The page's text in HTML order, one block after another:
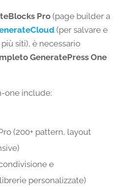
Pro (page builder a
(per salvare e
siti), è necessario
GeneratePress One
one include:
(200+ pattern, layout
e
personalizzate)